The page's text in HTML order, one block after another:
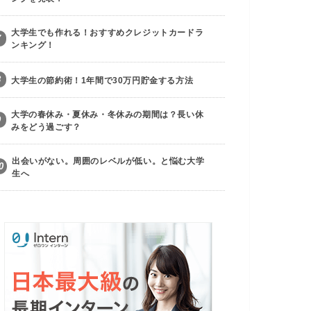
大学生でも作れる！おすすめクレジットカードラ
ンキング！
大学生の節約術！1年間で30万円貯金する方法
大学の春休み・夏休み・冬休みの期間は？長い休
みをどう過ごす？
出会いがない。周囲のレベルが低い。と悩む大学
生へ